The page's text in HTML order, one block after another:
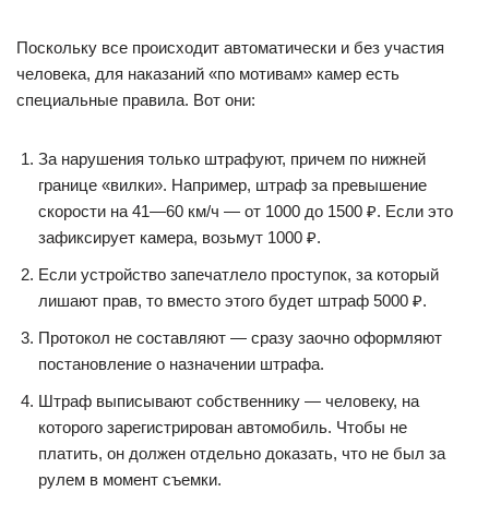
Поскольку все происходит автоматически и без участия
человека, для наказаний «по мотивам» камер есть
специальные правила. Вот они:
За нарушения только штрафуют, причем по нижней
границе «вилки». Например, штраф за превышение
скорости на 41—60 км/ч — от 1000 до 1500 ₽. Если это
зафиксирует камера, возьмут 1000 ₽.
Если устройство запечатлело проступок, за который
лишают прав, то вместо этого будет штраф 5000 ₽.
Протокол не составляют — сразу заочно оформляют
постановление о назначении штрафа.
Штраф выписывают собственнику — человеку, на
которого зарегистрирован автомобиль. Чтобы не
платить, он должен отдельно доказать, что не был за
рулем в момент съемки.